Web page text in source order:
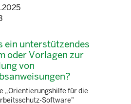
ein unterstützendes
oder Vorlagen zur
von
„Orientierungshilfe für die
Software"